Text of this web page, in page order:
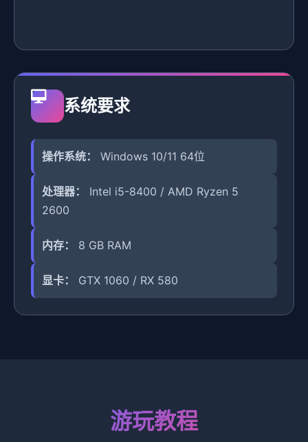
系统要求
操作系统： Windows 10/11 64位
处理器：
Intel i5-8400 / AMD Ryzen 5
2600
内存： 8 GB RAM
显卡： GTX 1060 / RX 580
游玩教程